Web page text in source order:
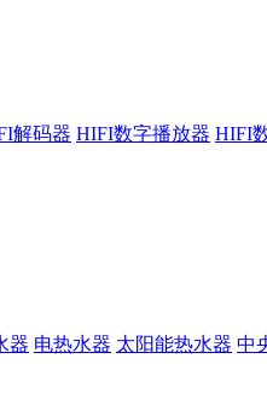
解码器 HIFI数字播放器 HIFI
器 电热水器 太阳能热水器 中